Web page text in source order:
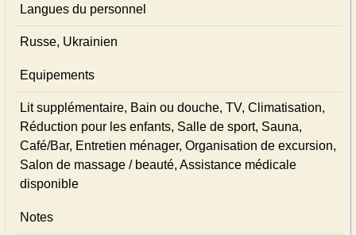
Langues du personnel
Russe, Ukrainien
Equipements
Lit supplémentaire, Bain ou douche, TV, Climatisation,
Réduction pour les enfants, Salle de sport, Sauna,
Café/Bar, Entretien ménager, Organisation de excursion,
Salon de massage / beauté, Assistance médicale
disponible
Notes